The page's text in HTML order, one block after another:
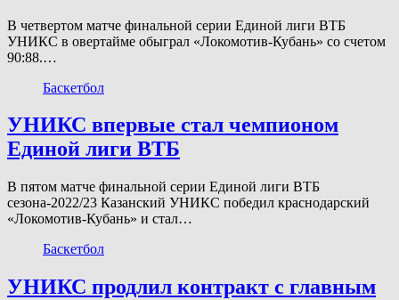
В четвертом матче финальной серии Единой лиги ВТБ
УНИКС в овертайме обыграл «Локомотив-Кубань» со счетом
90:88.…
Баскетбол
УНИКС впервые стал чемпионом
Единой лиги ВТБ
В пятом матче финальной серии Единой лиги ВТБ
сезона-2022/23 Казанский УНИКС победил краснодарский
«Локомотив-Кубань» и стал…
Баскетбол
УНИКС продлил контракт с главным